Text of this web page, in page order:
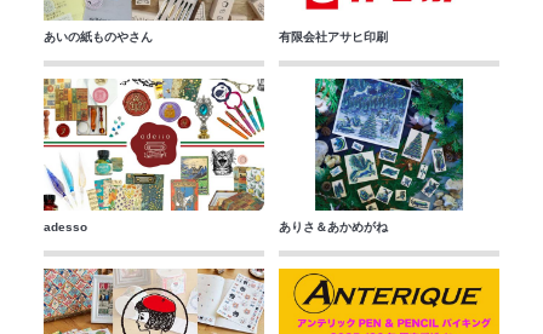
あいの紙ものやさん 有限会社アサヒ印刷
adesso ありさ＆あかめがね